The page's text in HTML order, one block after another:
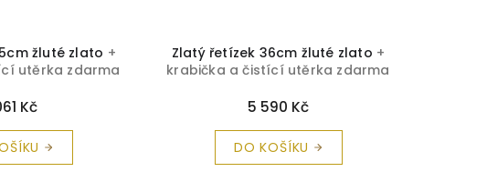
žluté zlato +
utěrka zdarma
Kč
Zlatý řetízek 36cm žluté zlato +
krabička a čistící utěrka zdarma
5 590 Kč
DO KOŠÍKU